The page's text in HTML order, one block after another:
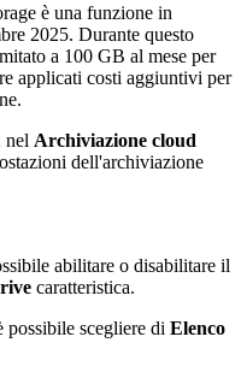
è una funzione in
2025. Durante questo
a 100 GB al mese per
applicati costi aggiuntivi per
nel Archiviazione cloud
dell'archiviazione
abilitare o disabilitare il
caratteristica.
possibile scegliere di Elenco